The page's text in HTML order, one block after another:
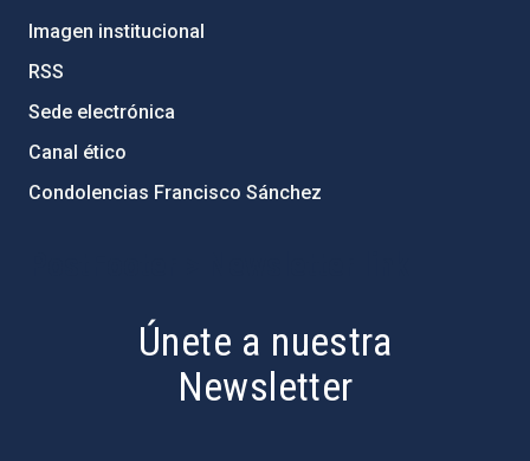
Imagen institucional
RSS
Sede electrónica
Canal ético
Condolencias Francisco Sánchez
Únete a nuestra
Newsletter